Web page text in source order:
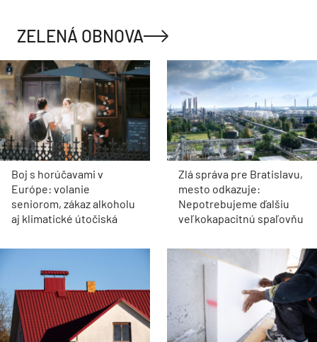
ZELENÁ OBNOVA
Boj s horúčavami v
Európe: volanie
seniorom, zákaz alkoholu
aj klimatické útočiská
Zlá správa pre Bratislavu,
mesto odkazuje:
Nepotrebujeme ďalšiu
veľkokapacitnú spaľovňu